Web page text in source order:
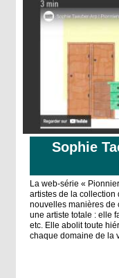
Sophie
La web-série «
artistes de la collection
nouvelles manières de
une artiste totale : elle
etc. Elle abolit toute
chaque domaine de la